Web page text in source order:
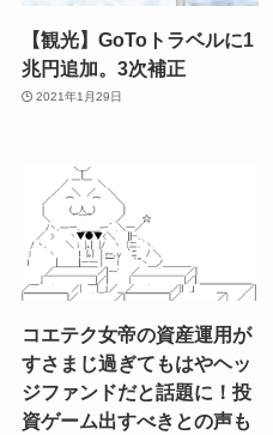
【観光】GoToトラベルに1
兆円追加。3次補正
2021年1月29日
コエテク女帝の資産運用が
すさまじ過ぎてもはやヘッ
ジファンドだと話題に！投
資ゲーム出すべきとの声も